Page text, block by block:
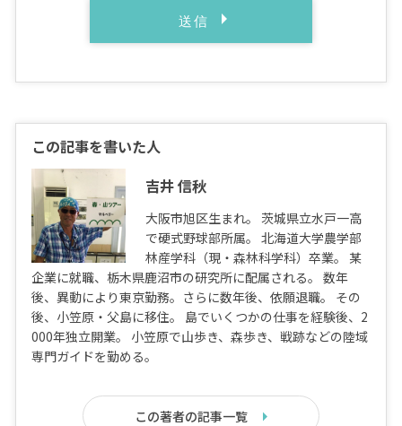
この記事を書いた人
吉井 信秋
大阪市旭区生まれ。 茨城県立水戸一高
で硬式野球部所属。 北海道大学農学部
林産学科（現・森林科学科）卒業。 某
企業に就職、栃木県鹿沼市の研究所に配属される。 数年
後、異動により東京勤務。さらに数年後、依願退職。 その
後、小笠原・父島に移住。 島でいくつかの仕事を経験後、2
000年独立開業。 小笠原で山歩き、森歩き、戦跡などの陸域
専門ガイドを勤める。
この著者の記事一覧